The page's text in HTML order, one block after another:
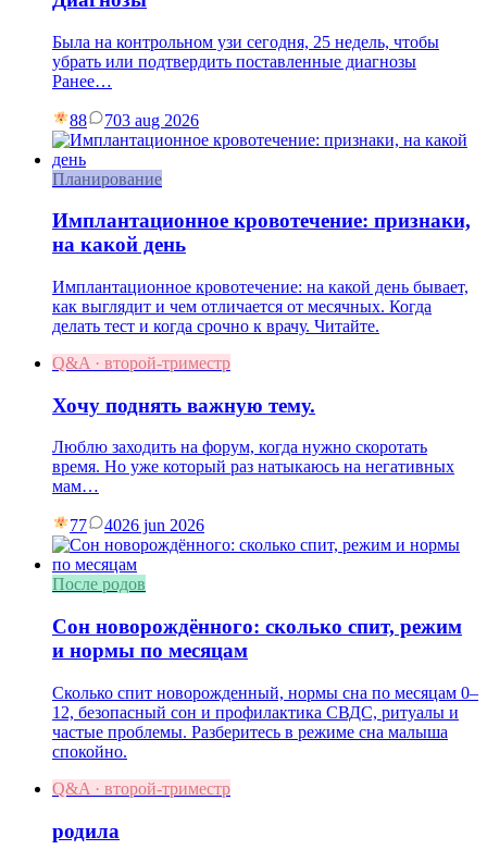
Была на контрольном узи сегодня, 25 недель, чтобы
убрать или подтвердить поставленные диагнозы
Ранее…
88 703 aug 2026
Планирование
Имплантационное кровотечение: признаки,
на какой день
Имплантационное кровотечение: на какой день бывает,
как выглядит и чем отличается от месячных. Когда
делать тест и когда срочно к врачу. Читайте.
Q&A · второй-триместр
Хочу поднять важную тему.
Люблю заходить на форум, когда нужно скоротать
время. Но уже который раз натыкаюсь на негативных
мам…
77 4026 jun 2026
После родов
Сон новорождённого: сколько спит, режим
и нормы по месяцам
Сколько спит новорожденный, нормы сна по месяцам 0–
12, безопасный сон и профилактика СВДС, ритуалы и
частые проблемы. Разберитесь в режиме сна малыша
спокойно.
Q&A · второй-триместр
родила